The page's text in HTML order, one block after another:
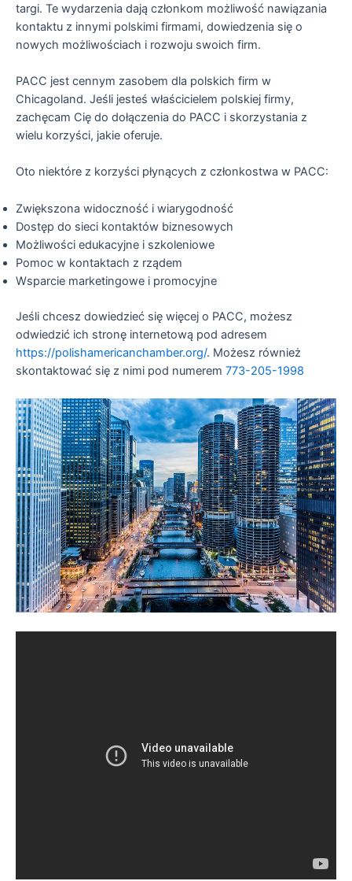
targi. Te wydarzenia dają członkom możliwość nawiązania
kontaktu z innymi polskimi firmami, dowiedzenia się o
nowych możliwościach i rozwoju swoich firm.
PACC jest cennym zasobem dla polskich firm w
Chicagoland. Jeśli jesteś właścicielem polskiej firmy,
zachęcam Cię do dołączenia do PACC i skorzystania z
wielu korzyści, jakie oferuje.
Oto niektóre z korzyści płynących z członkostwa w PACC:
Zwiększona widoczność i wiarygodność
Dostęp do sieci kontaktów biznesowych
Możliwości edukacyjne i szkoleniowe
Pomoc w kontaktach z rządem
Wsparcie marketingowe i promocyjne
Jeśli chcesz dowiedzieć się więcej o PACC, możesz
odwiedzić ich stronę internetową pod adresem
https://polishamericanchamber.org/. Możesz również
skontaktować się z nimi pod numerem 773-205-1998